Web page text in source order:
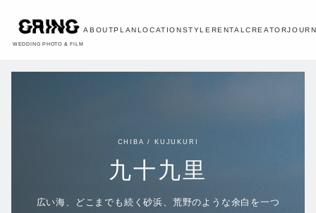
WEDDING PHOTO & FILM
ABOUTPLANLOCATIONSTYLE RENTALCREATOR
CHIBA / KUJUKURI
九十九里
広い海、どこまでも続く砂浜、荒野のような余白を一つ